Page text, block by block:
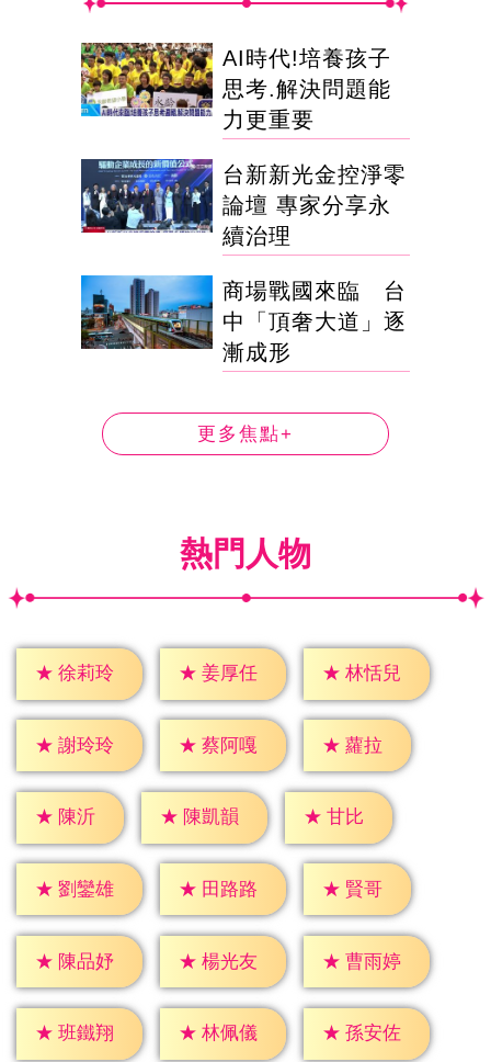
AI時代!培養孩子
思考.解決問題能
力更重要
台新新光金控淨零
論壇 專家分享永
續治理
商場戰國來臨 台
中「頂奢大道」逐
漸成形
更多焦點+
熱門人物
★ 徐莉玲 ★ 姜厚任 ★ 林恬兒
★ 謝玲玲 ★ 蔡阿嘎 ★ 蘿拉
★ 陳沂 ★ 陳凱韻 ★ 甘比
★ 劉鑾雄 ★ 田路路 ★ 賢哥
★ 陳品妤 ★ 楊光友 ★ 曹雨婷
★ 班鐵翔 ★ 林佩儀 ★ 孫安佐